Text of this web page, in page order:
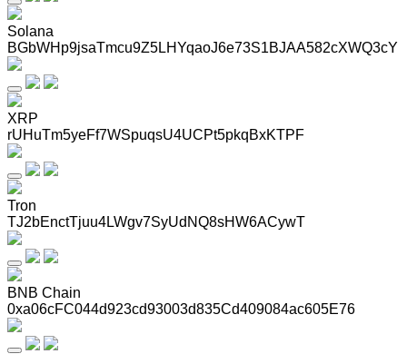
Solana
BGbWHp9jsaTmcu9Z5LHYqaoJ6e73S1BJAA582cXWQ3cY
XRP
rUHuTm5yeFf7WSpuqsU4UCPt5pkqBxKTPF
Tron
TJ2bEnctTjuu4LWgv7SyUdNQ8sHW6ACywT
BNB Chain
0xa06cFC044d923cd93003d835Cd409084ac605E76